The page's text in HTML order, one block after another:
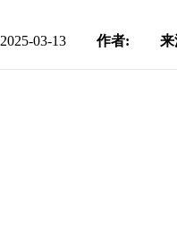
2025-03-13 作者: 来